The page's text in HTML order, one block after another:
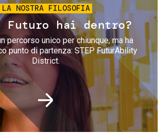
LA NOSTRA FILOSOFIA
Futuro hai dentro?
percorso unico per chiunque, ma ha
punto di partenza: STEP FuturAbility
District.